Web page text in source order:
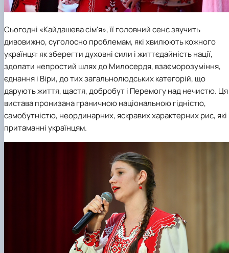
Сьогодні «Кайдашева сім'я», її головний сенс звучить
дивовижно, суголосно проблемам, які хвилюють кожного
українця: як зберегти духовні сили і життєдайність нації,
здолати непростий шлях до Милосердя, взаєморозуміння,
єднання і Віри, до тих загальнолюдських категорій, що
дарують життя, щастя, добробут і Перемогу над нечистю. Ця
вистава пронизана граничною національною гідністю,
самобутністю, неординарних, яскравих характерних рис, які
притаманні українцям.